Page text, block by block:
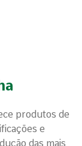
produtos de
e
das mais